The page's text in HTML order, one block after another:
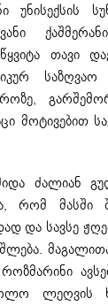
უნისექსის
თავი
საზღვაო
მოტივებით
ძალიან
რომ
და სავსე
ლეღვის